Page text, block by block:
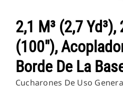
2,1 M³ (2,7
(100"),
Borde De La
Cucharones De Uso